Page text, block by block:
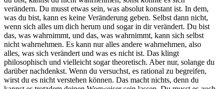
verändern. Du musst etwas sein, was absolut konstant ist. In dem,
was du bist, kann es keine Veränderung geben. Selbst dann nicht,
wenn sich alles um dich herum und sogar in dir verändert. Du bist
das, was wahrnimmt, und das, was wahrnimmt, kann sich selbst
nicht wahrnehmen. Es kann nur alles andere wahrnehmen, also
alles, was sich verändert und was es nicht ist. Das klingt
philosophisch und vielleicht sogar theoretisch. Aber nur, solange du
darüber nachdenkst. Wenn du versuchst, es rational zu begreifen,
wirst du es nicht verstehen können. Das macht nichts, denn du